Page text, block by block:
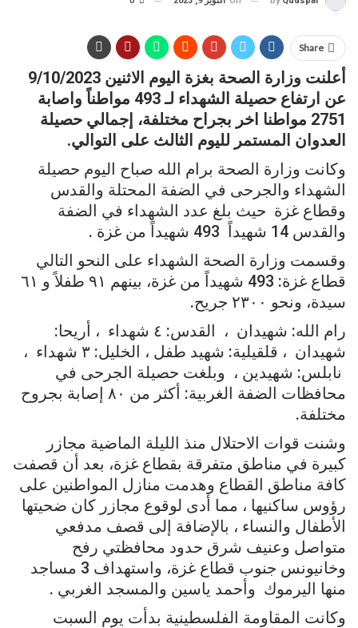
Share
أعلنت وزارة الصحة بغزة اليوم الاثنين 9/10/2023
عن ارتفاع حصيلة الشهداء لـ 493 مواطناً واصابة
2751 مواطنا اخر بجراح مختلفة، إجمالي حصيلة
العدوان المستمر لليوم الثالث على التوالي.
وكانت وزارة الصحة برام الله صباح اليوم حصيلة
الشهداء والجرحى في الضفة المحتلة والقدس
وقطاع غزة حيث بلغ عدد الشهداء في الضفة
والقدس 14 شهيداً 493 شهيداً من غزة .
وقسمت وزارة الصحة الشهداء على النحو التالي
قطاع غزة: 493 شهيداً من غزة، بينهم ٩١ طفلاً و ٦١
سيدة، ونحو ٢٣٠٠ جريح.
رام الله: شهيدان ، القدس: ٤ شهداء ، أريحا:
شهيدان ، قلقيلية: شهيد طفل ، الخليل: ٣ شهداء ،
نابلس: شهيدين ، وبلغت حصيلة الجرحى في
محافظات الضفة الغربية: أكثر من ٨٠ إصابة بجروح
مختلفة.
وشنت قوات الاحتلال منذ الليلة الماضية مجازر
كبيرة في مناطق متفرقة بقطاع غزة، بعد أن قصفت
كافة مناطق القطاع وهدمت منازل المواطنين على
رؤوس ساكنيها ، مما أدى لوقوع مجازر كان ضحيتها
الأطفال والنساء ، بالإضافة إلى قصف مدفعي
متواصل وعنيف شرق حدود محافظتي رفح
وخانيونس جنوب قطاع غزة، واستهداف 3 مساجد
منها اليرموك وأحمد ياسين والمسجد الغربي .
وكانت المقاومة الفلسطينية بدأت يوم السبت